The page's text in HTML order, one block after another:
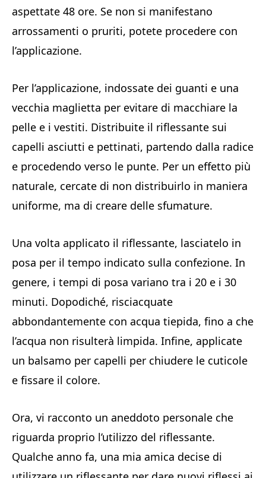
aspettate 48 ore. Se non si manifestano
arrossamenti o pruriti, potete procedere con
l’applicazione.
Per l’applicazione, indossate dei guanti e una
vecchia maglietta per evitare di macchiare la
pelle e i vestiti. Distribuite il riflessante sui
capelli asciutti e pettinati, partendo dalla radice
e procedendo verso le punte. Per un effetto più
naturale, cercate di non distribuirlo in maniera
uniforme, ma di creare delle sfumature.
Una volta applicato il riflessante, lasciatelo in
posa per il tempo indicato sulla confezione. In
genere, i tempi di posa variano tra i 20 e i 30
minuti. Dopodiché, risciacquate
abbondantemente con acqua tiepida, fino a che
l’acqua non risulterà limpida. Infine, applicate
un balsamo per capelli per chiudere le cuticole
e fissare il colore.
Ora, vi racconto un aneddoto personale che
riguarda proprio l’utilizzo del riflessante.
Qualche anno fa, una mia amica decise di